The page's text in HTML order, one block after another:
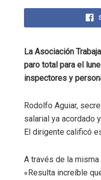
La Asociación
paro total para el
inspectores y
Rodolfo Aguiar,
salarial ya acordado
El dirigente calificó
A través de la
«Resulta increíble